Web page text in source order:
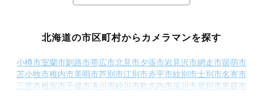
北海道の市区町村からカメラマンを探す
小樽市室蘭市釧路市帯広市北見市夕張市岩見沢市網走市留萌市
苫小牧市稚内市美唄市芦別市江別市赤平市紋別市士別市名寄市
三笠市根室市千歳市滝川市砂川市歌志内市深川市登別市恵庭市